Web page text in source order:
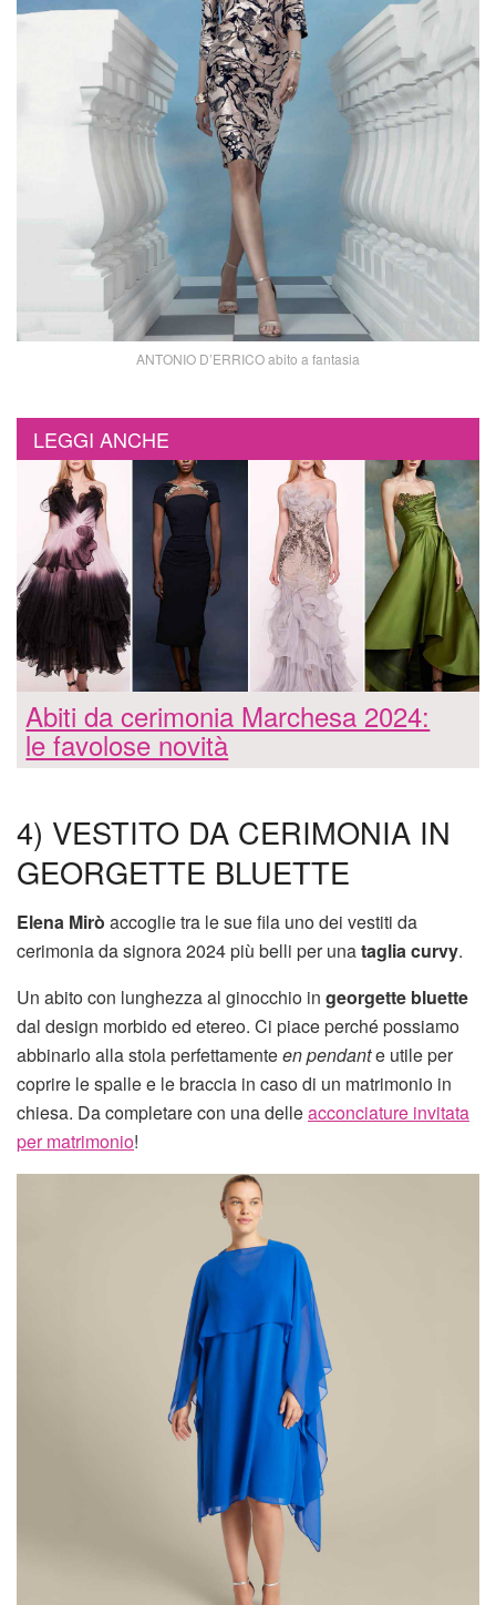
ANTONIO D’ERRICO abito a fantasia
LEGGI ANCHE
Abiti da cerimonia Marchesa 2024:
le favolose novità
4) VESTITO DA CERIMONIA IN
GEORGETTE BLUETTE
Elena Mirò accoglie tra le sue fila uno dei vestiti da
cerimonia da signora 2024 più belli per unataglia curvy.
Un abito con lunghezza al ginocchio in georgette bluette
dal design morbido ed etereo. Ci piace perché possiamo
abbinarlo alla stola perfettamenteen pendante utile per
coprire le spalle e le braccia in caso di un matrimonio in
chiesa. Da completare con una delleacconciature invitata
per matrimonio!